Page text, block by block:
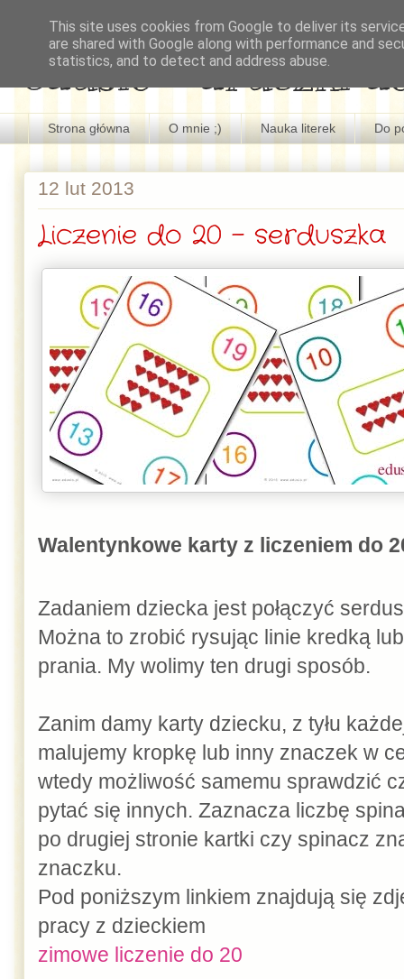
edusio - druczki
Strona główna O mnie ;) Nauka literek Do
12 lut 2013
Liczenie do 20 - serduszka
Walentynkowe karty z liczeniem do
Zadaniem dziecka jest połączyć
Można to zrobić rysując linie kredką
prania. My wolimy ten drugi sposób.
Zanim damy karty dziecku, z tyłu
malujemy kropkę lub inny znaczek w
wtedy możliwość samemu sprawdzić
pytać się innych. Zaznacza liczbę
po drugiej stronie kartki czy spinacz
znaczku.
Pod poniższym linkiem znajdują się
pracy z dzieckiem
zimowe liczenie do 20
This site uses cookies from Google to deliver its
are shared with Google along with performance and
statistics, and to detect and address abuse.